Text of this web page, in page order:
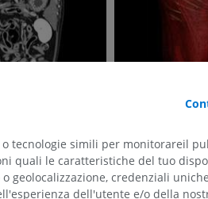
tecnologie simili per monitorareil
quali le caratteristiche del tuo
geolocalizzazione, credenziali
dell'utente e/o della